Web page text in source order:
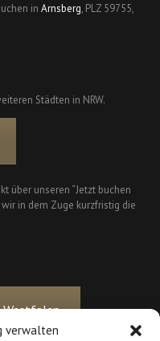
verwalten
in Arnsberg, PLZ 59755,
Städten in NRW.
über unseren “Jetzt buchen
in dem Zuge kurzfristig die
Westfalen